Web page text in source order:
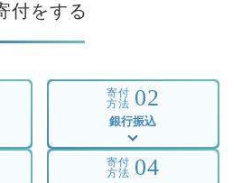
付をする
寄付
方法 02
銀行振込
寄付
方法 04